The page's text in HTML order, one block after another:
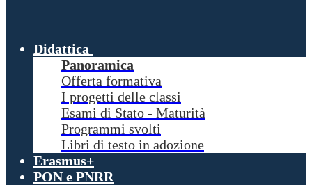
Didattica
Panoramica
Offerta formativa
I progetti delle classi
Esami di Stato - Maturità
Programmi svolti
Libri di testo in adozione
Erasmus+
PON e PNRR